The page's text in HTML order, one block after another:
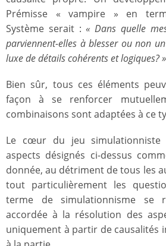
Prémisse « vampire » en
Système serait :« Dans quelle
parviennent-elles à blesser ou non
luxe de détails cohérents et logiques? »
Bien sûr, tous ces éléments
façon à se renforcer
combinaisons sont adaptées à ce
Le cœur du jeu simulationniste
aspects désignés ci-dessus
donnée, au détriment de tous les
tout particulièrement les
terme de simulationnisme se
accordée à la résolution des
uniquement à partir de causalités